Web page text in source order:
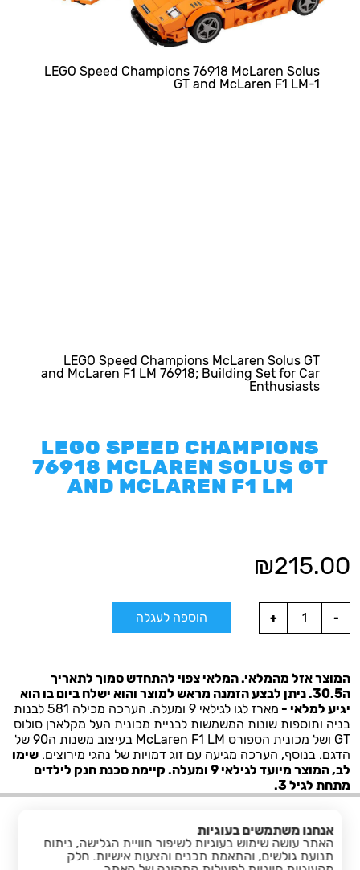
LEGO Speed Champions 76918 McLaren Solus
GT and McLaren F1 LM-1
LEGO Speed Champions McLaren Solus GT
and McLaren F1 LM 76918; Building Set for Car
Enthusiasts
LEGO SPEED CHAMPIONS
76918 MCLAREN SOLUS GT
AND MCLAREN F1 LM
₪215.00
הוספה לעגלה
המוצר אזל מהמלאי. המלאי צפוי להתחדש סמוך לתאריך
ה30.5. ניתן לבצע הזמנה מראש למוצר והוא ישלח ביום בו הוא
יגיע למלאי -
מארז לגו לגילאי 9 ומעלה. הערכה מכילה 581 לבנות
בניה ותוספות שונות המשמשות לבניית מכונית העל מקלארן סולוס
GT ושל מכונית הספורט McLaren F1 LM בעיצוב משנות ה90 של
הדגם. בנוסף, הערכה מגיעה עם זוג דמויות של נהגי מירוצים. שימו
לב, המוצר מיועד לגילאי 9 ומעלה. קיימת סכנת חנק לילדים
מתחת לגיל 3.
אנחנו משתמשים בעוגיות
האתר עושה שימוש בעוגיות לשיפור חוויית הגלישה, ניתוח
תנועת גולשים, והתאמת תכנים והצעות אישיות. חלק